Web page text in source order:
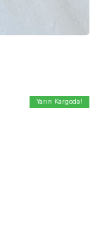
Yarın Kargoda!